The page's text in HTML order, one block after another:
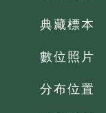
典藏標本
數位照片
分布位置